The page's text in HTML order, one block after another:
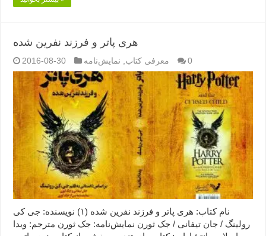
هری پاتر و فرزند نفرين شده
2016-08-30 معرفی کتاب نمایش‌نامه 0
نام کتاب: هری پاتر و فرزند نفرين شده (۱) نویسنده: جی کی
رولينگ / جان تیفانی / جک ثورن نمایش‌نامه: جک ثورن مترجم: ویدا